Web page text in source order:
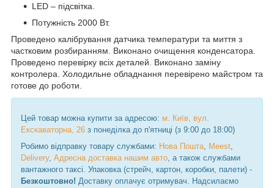
LED – підсвітка.
Потужність 2000 Вт.
Проведено калібрування датчика температури та миття з
частковим розбиранням. Виконано очищення конденсатора.
Проведено перевірку всіх деталей. Виконано заміну
контролера. Холодильне обладнання перевірено майстром та
готове до роботи.
Цей товар можна купити за адресою: м. Київ, вул.
Екскаваторна, 26 з понеділка до п'ятниці (з 9:00 до 18:00)
Робимо відправку товару службами: Нова Пошта Meest
Delivery, Адресна доставка нашим авто , а також службами
вантажного таксі. Упаковка (стрейч, картон, коробки, палети) -
Безкоштовно! Доставку оплачує отримувач. Надсилаємо